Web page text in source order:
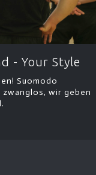
- Your Style
Suomodo
wir geben